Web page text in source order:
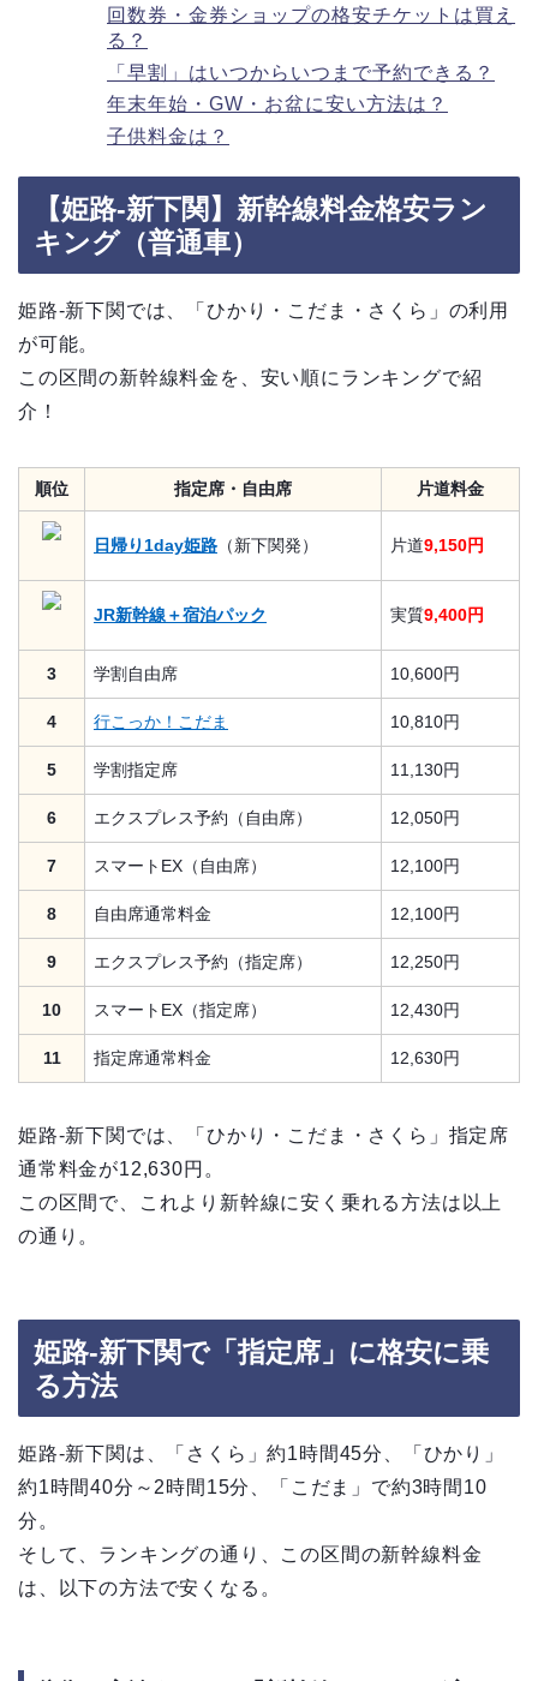
回数券・金券ショップの格安チケットは買え
る？
「早割」はいつからいつまで予約できる？
年末年始・GW・お盆に安い方法は？
子供料金は？
【姫路-新下関】新幹線料金格安ラン
キング（普通車）
姫路-新下関では、「ひかり・こだま・さくら」の利用
が可能。
この区間の新幹線料金を、安い順にランキングで紹
介！
順位 指定席・自由席 片道料金
日帰り1day姫路 （新下関発） 片道9,150円
JR新幹線＋宿泊パック 実質9,400円
3 学割自由席 10,600円
4 行こっか！こだま 10,810円
5 学割指定席 11,130円
6 エクスプレス予約（自由席） 12,050円
7 スマートEX（自由席） 12,100円
8 自由席通常料金 12,100円
9 エクスプレス予約（指定席） 12,250円
10 スマートEX（指定席） 12,430円
11 指定席通常料金 12,630円
姫路-新下関では、「ひかり・こだま・さくら」指定席
通常料金が12,630円。
この区間で、これより新幹線に安く乗れる方法は以上
の通り。
姫路-新下関で「指定席」に格安に乗
る方法
姫路-新下関は、「さくら」約1時間45分、「ひかり」
約1時間40分～2時間15分、「こだま」で約3時間10
分。
そして、ランキングの通り、この区間の新幹線料金
は、以下の方法で安くなる。